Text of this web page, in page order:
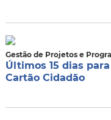
Gestão de Projetos e
Últimos 15 dias
Cartão Cidadão